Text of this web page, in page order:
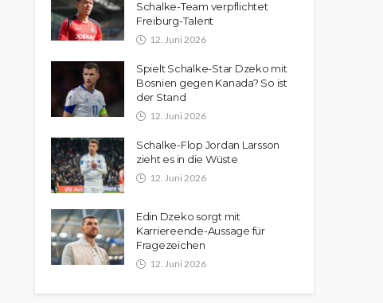
Schalke-Team verpflichtet
Freiburg-Talent
12. Juni 2026
Spielt Schalke-Star Dzeko mit
Bosnien gegen Kanada? So ist
der Stand
12. Juni 2026
Schalke-Flop Jordan Larsson
zieht es in die Wüste
12. Juni 2026
Edin Dzeko sorgt mit
Karriereende-Aussage für
Fragezeichen
12. Juni 2026